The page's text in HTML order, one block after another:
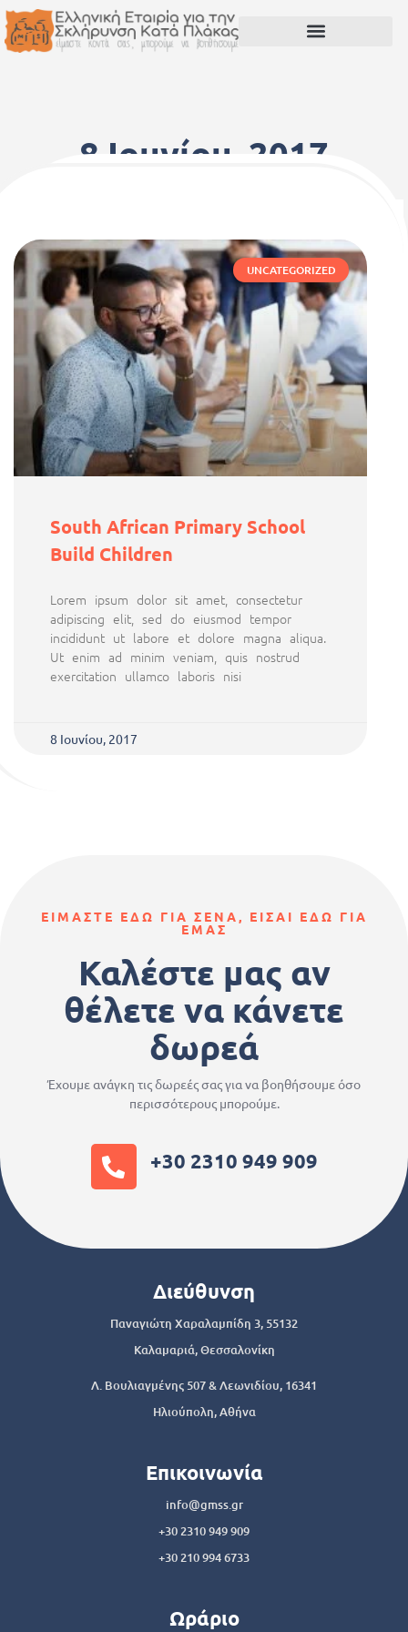
8 Ιουνίου, 2017
UNCATEGORIZED
South African Primary School
Build Children
Lorem ipsum dolor sit amet, consectetur
adipiscing elit, sed do eiusmod tempor
incididunt ut labore et dolore magna aliqua.
Ut enim ad minim veniam, quis nostrud
exercitation ullamco laboris nisi
8 Ιουνίου, 2017
ΕΙΜΑΣΤΕ ΕΔΩ ΓΙΑ ΣΕΝΑ, ΕΙΣΑΙ ΕΔΩ ΓΙΑ
ΕΜΑΣ
Καλέστε μας αν
θέλετε να κάνετε
δωρεά
Έχουμε ανάγκη τις δωρεές σας για να βοηθήσουμε όσο
περισσότερους μπορούμε.
+30 2310 949 909
Διεύθυνση
Παναγιώτη Χαραλαμπίδη 3, 55132
Καλαμαριά, Θεσσαλονίκη
Λ. Βουλιαγμένης 507 & Λεωνιδίου, 16341
Ηλιούπολη, Αθήνα
Επικοινωνία
info@gmss.gr
+30 2310 949 909
+30 210 994 6733
Ωράριο